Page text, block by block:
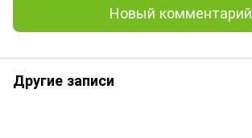
Новый комментарий
Другие записи